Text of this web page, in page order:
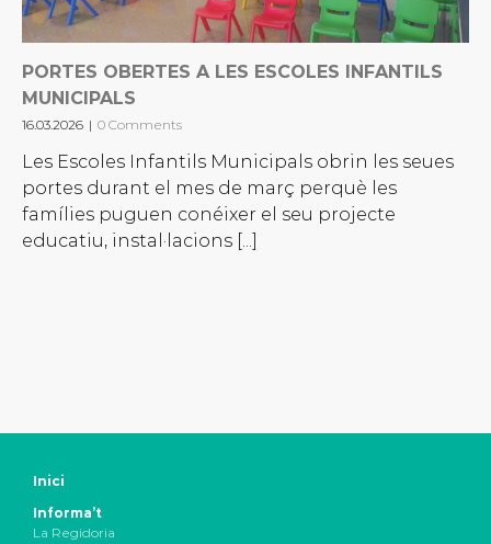
PORTES OBERTES A LES ESCOLES INFANTILS
MUNICIPALS
16.03.2026 | 0 Comments
Les Escoles Infantils Municipals obrin les seues
portes durant el mes de març perquè les
famílies puguen conéixer el seu projecte
educatiu, instal·lacions [...]
Inici
Informa’t
La Regidoria